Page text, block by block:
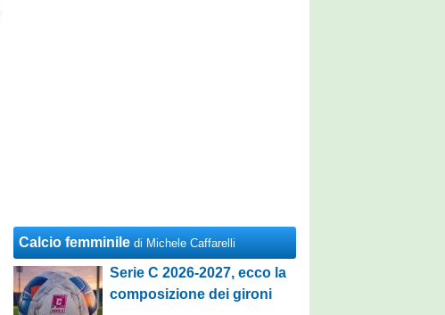
Calcio femminile di Michele Caffarelli
Serie C 2026-2027, ecco la
composizione dei gironi